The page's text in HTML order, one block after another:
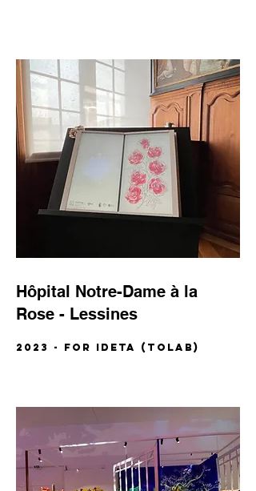
​Hôpital Notre-Dame à la
Rose - Lessines
2023 - for IDETA (TOLAB)